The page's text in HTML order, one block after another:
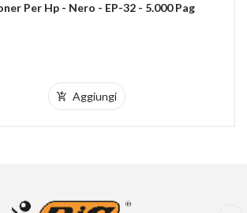
Per Hp - Nero - EP-32 - 5.000 Pag
Aggiungi